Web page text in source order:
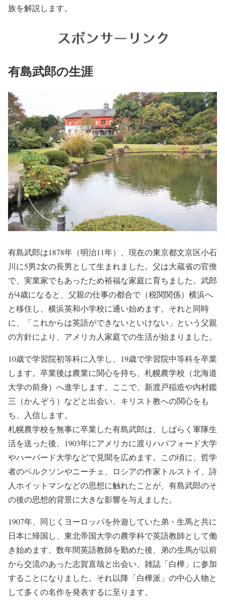
族を解説します。
有島武郎の生涯
有島武郎は1878年（明治11年）、現在の東京都文京区小石
川に5男2女の長男として生まれました。父は大蔵省の官僚
で、実業家でもあったため裕福な家庭に育ちました。武郎
が4歳になると、父親の仕事の都合で（税関関係）横浜へ
と移住し、横浜英和小学校に通い始めます。それと同時
に、「これからは英語ができないといけない」という父親
の方針により、アメリカ人家庭での生活が始まりました。
10歳で学習院初等科に入学し、19歳で学習院中等科を卒業
します。卒業後は農業に関心を持ち、札幌農学校（北海道
大学の前身）へ進学します。ここで、新渡戸稲造や内村鑑
三（かんぞう）などと出会い、キリスト教への関心をも
ち、入信します。
札幌農学校を無事に卒業した有島武郎は、しばらく軍隊生
活を送った後、1903年にアメリカに渡りハバフォード大学
やハーバード大学などで見聞を広めます。この頃に、哲学
者のベルクソンやニーチェ、ロシアの作家トルストイ、詩
人ホイットマンなどの思想に触れたことが、有島武郎のそ
の後の思想的背景に大きな影響を与えました。
1907年、同じくヨーロッパを外遊していた弟・生馬と共に
日本に帰国し、東北帝国大学の農学科で英語教師として働
き始めます。数年間英語教師を勤めた後、弟の生馬が以前
から交流のあった志賀直哉と出会い、雑誌「白樺」に参加
することになりました。それ以降「白樺派」の中心人物と
して多くの名作を発表するに至ります。